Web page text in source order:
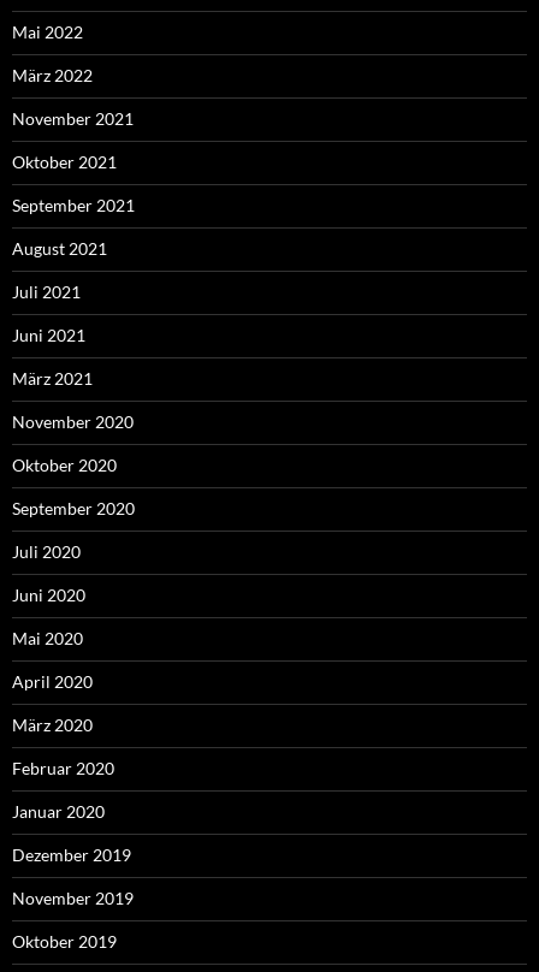
Mai 2022
März 2022
November 2021
Oktober 2021
September 2021
August 2021
Juli 2021
Juni 2021
März 2021
November 2020
Oktober 2020
September 2020
Juli 2020
Juni 2020
Mai 2020
April 2020
März 2020
Februar 2020
Januar 2020
Dezember 2019
November 2019
Oktober 2019